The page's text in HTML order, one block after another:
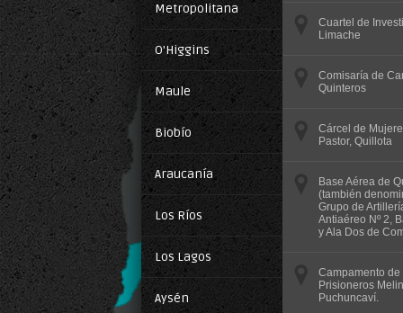
Metropolitana
O'Higgins
Maule
Biobío
Araucanía
Los Ríos
Los Lagos
Aysén
Cuartel de
Limache
Comisaría de
Quinteros
Cárcel de
Pastor, Quillota
Base Aérea de
(también
Grupo de
Antiaéreo Nº 2,
y Ala Dos de
Campamento de
Prisioneros
Puchuncaví.